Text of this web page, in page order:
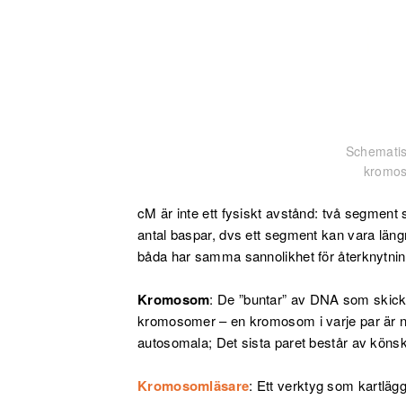
cM är inte ett fysiskt avstånd: två segment
antal baspar, dvs ett segment kan vara
båda har samma sannolikhet för
Kromosom: De ”buntar” av DNA som
kromosomer – en kromosom i varje par är
autosomala; Det sista paret består av
Kromosomläsare: Ett verktyg som